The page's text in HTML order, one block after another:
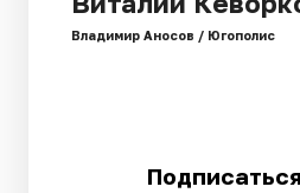
Владимир Аносов / Югополис